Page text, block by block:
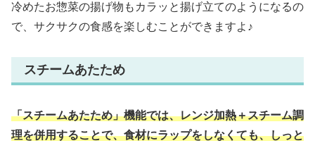
冷めたお惣菜の揚げ物もカラッと揚げ立てのようになるの
で、サクサクの食感を楽しむことができますよ♪
スチームあたため
「スチームあたため」機能では、レンジ加熱＋スチーム調
理を併用することで、食材にラップをしなくても、しっと